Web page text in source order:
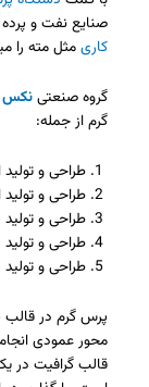
صنایع نفت و
کاریمثل مته را
گروه صنعتینکس
گرم از جمله:
طراحی و
طراحی و
طراحی و
طراحی و
طراحی و
پرس گرم در قالب
محور عمودی